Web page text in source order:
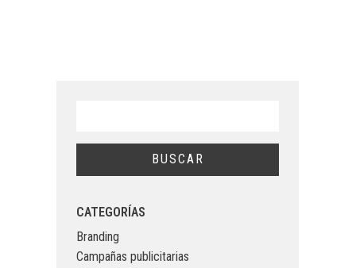
CATEGORÍAS
Branding
Campañas publicitarias